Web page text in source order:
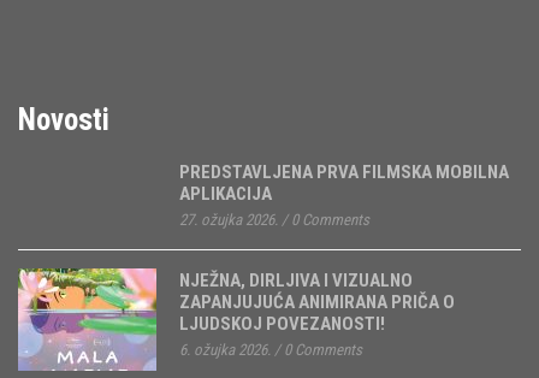
Novosti
PREDSTAVLJENA PRVA FILMSKA MOBILNA
APLIKACIJA
27. ožujka 2026. / 0 Comments
NJEŽNA, DIRLJIVA I VIZUALNO
ZAPANJUJUĆA ANIMIRANA PRIČA O
LJUDSKOJ POVEZANOSTI!
6. ožujka 2026. / 0 Comments